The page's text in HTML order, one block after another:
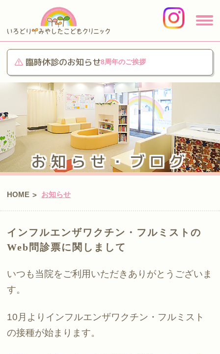
臨時休診のお知らせ8周年のご挨拶
お知らせ・ブログ
HOME > お知らせ
インフルエンザワクチン・フルミストの
Web問診票に関しまして
いつも当院をご利用いただきありがとうございま
す。
10月よりインフルエンザワクチン・フルミスト
の接種が始まります。